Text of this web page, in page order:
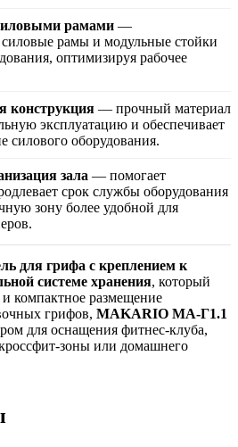
рамами —
силовые рамы и модульные стойки
оптимизируя рабочее
конструкция — прочный материал
эксплуатацию и обеспечивает
силового оборудования.
зала — помогает
срок службы оборудования
зону более удобной для
для грифа с креплением к
системе хранения, который
и компактное размещение
грифов, MAKARIO MA-Г1.1
для оснащения фитнес-клуба,
зоны или домашнего